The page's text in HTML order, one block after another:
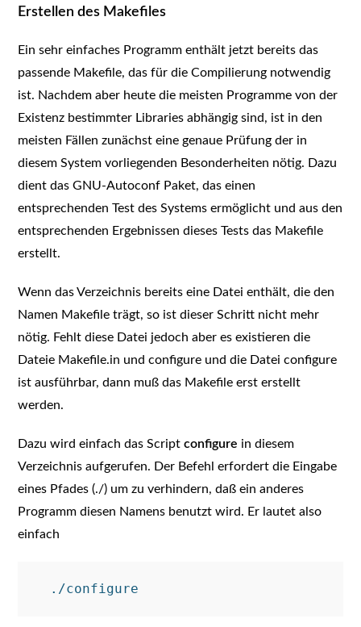
Erstellen des Makefiles
Ein sehr einfaches Programm enthält jetzt bereits das
passende Makefile, das für die Compilierung notwendig
ist. Nachdem aber heute die meisten Programme von der
Existenz bestimmter Libraries abhängig sind, ist in den
meisten Fällen zunächst eine genaue Prüfung der in
diesem System vorliegenden Besonderheiten nötig. Dazu
dient das GNU-Autoconf Paket, das einen
entsprechenden Test des Systems ermöglicht und aus den
entsprechenden Ergebnissen dieses Tests das Makefile
erstellt.
Wenn das Verzeichnis bereits eine Datei enthält, die den
Namen Makefile trägt, so ist dieser Schritt nicht mehr
nötig. Fehlt diese Datei jedoch aber es existieren die
Dateie Makefile.in und configure und die Datei configure
ist ausführbar, dann muß das Makefile erst erstellt
werden.
Dazu wird einfach das Scriptconfigure in diesem
Verzeichnis aufgerufen. Der Befehl erfordert die Eingabe
eines Pfades (./) um zu verhindern, daß ein anderes
Programm diesen Namens benutzt wird. Er lautet also
einfach